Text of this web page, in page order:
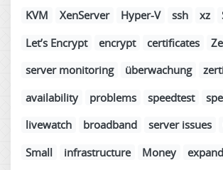
KVM
XenServer Hyper-V ssh xz
Let’s Encrypt
encrypt certificates
server monitoring
überwachung
availability
problems speedtest
livewatch
broadband server issues
Small
infrastructure Money expand